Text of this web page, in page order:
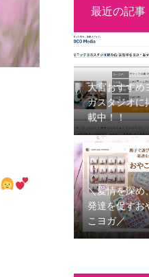
最近の記事
大宮おすすめ
ガスタジオに
載中！！
＼愛情を深め
発達を促すお
こヨガ／